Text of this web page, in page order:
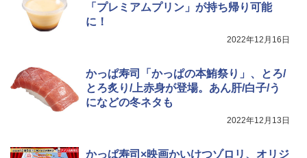
「プレミアムプリン」が持ち帰り可能
に！
2022年12月16日
かっぱ寿司「かっぱの本鮪祭り」、とろ/
とろ炙り/上赤身が登場。あん肝/白子/う
になどの冬ネタも
2022年12月13日
かっぱ寿司×映画かいけつゾロリ、オリジ